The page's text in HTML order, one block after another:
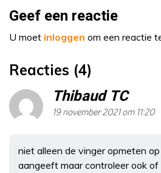
Geef een reactie
U moet inloggen om een reactie
Reacties (4)
Thibaud TC
19 november 2021 om 11:20
niet alleen de vinger opmeten
aangeeft maar controleer ook